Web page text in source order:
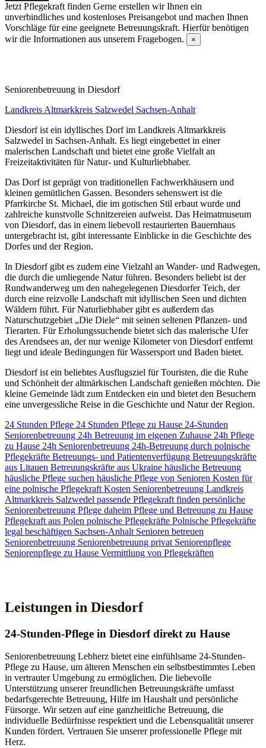
Jetzt Pflegekraft finden Gerne erstellen wir Ihnen ein
unverbindliches und kostenloses Preisangebot und machen Ihnen
Vorschläge für eine geeignete Betreuungskraft. Hierfür benötigen
wir die Informationen aus unserem Fragebogen.
×
Senioren­betreuung in Diesdorf
Landkreis Altmarkkreis Salzwedel Sachsen-Anhalt
Diesdorf ist ein idyllisches Dorf im Landkreis Altmarkkreis
Salzwedel in Sachsen-Anhalt. Es liegt eingebettet in einer
malerischen Landschaft und bietet eine große Vielfalt an
Freizeitaktivitäten für Natur- und Kulturliebhaber.
Das Dorf ist geprägt von traditionellen Fachwerkhäusern und
kleinen gemütlichen Gassen. Besonders sehenswert ist die
Pfarrkirche St. Michael, die im gotischen Stil erbaut wurde und
zahlreiche kunstvolle Schnitzereien aufweist. Das Heimatmuseum
von Diesdorf, das in einem liebevoll restaurierten Bauernhaus
untergebracht ist, gibt interessante Einblicke in die Geschichte des
Dorfes und der Region.
In Diesdorf gibt es zudem eine Vielzahl an Wander- und Radwegen,
die durch die umliegende Natur führen. Besonders beliebt ist der
Rundwanderweg um den nahegelegenen Diesdorfer Teich, der
durch eine reizvolle Landschaft mit idyllischen Seen und dichten
Wäldern führt. Für Naturliebhaber gibt es außerdem das
Naturschutzgebiet „Die Diele“ mit seinen seltenen Pflanzen- und
Tierarten. Für Erholungssuchende bietet sich das malerische Ufer
des Arendsees an, der nur wenige Kilometer von Diesdorf entfernt
liegt und ideale Bedingungen für Wassersport und Baden bietet.
Diesdorf ist ein beliebtes Ausflugsziel für Touristen, die die Ruhe
und Schönheit der altmärkischen Landschaft genießen möchten. Die
kleine Gemeinde lädt zum Entdecken ein und bietet den Besuchern
eine unvergessliche Reise in die Geschichte und Natur der Region.
24 Stunden Pflege 24 Stunden Pflege zu Hause 24-Stunden
Seniorenbetreuung 24h Betreuung im eigenen Zuhause 24h Pflege
zu Hause 24h Seniorenbetreuung 24h-Betreuung durch polnische
Pflegekräfte Betreuungs- und Patientenverfügung Betreuungskräfte
aus Litauen Betreuungskräfte aus Ukraine häusliche Betreuung
häusliche Pflege suchen häusliche Pflege von Senioren Kosten für
eine polnische Pflegekraft Kosten Seniorenbetreuung Landkreis
Altmarkkreis Salzwedel passende Pflegekraft finden persönliche
Seniorenbetreuung Pflege daheim Pflege und Betreuung zu Hause
Pflegekraft aus Polen polnische Pflegekräfte Polnische Pflegekräfte
legal beschäftigen Sachsen-Anhalt Senioren betreuen
Seniorenbetreuung Seniorenbetreuung privat Seniorenpflege
Seniorenpflege zu Hause Vermittlung von Pflegekräften
Leistungen in Diesdorf
24-Stunden-Pflege in Diesdorf direkt zu Hause
Seniorenbetreuung Lebherz bietet eine einfühlsame 24-Stunden-
Pflege zu Hause, um älteren Menschen ein selbstbestimmtes Leben
in vertrauter Umgebung zu ermöglichen. Die liebevolle
Unterstützung unserer freundlichen Betreuungskräfte umfasst
bedarfsgerechte Betreuung, Hilfe im Haushalt und persönliche
Fürsorge. Wir setzen auf eine ganzheitliche Betreuung, die
individuelle Bedürfnisse respektiert und die Lebensqualität unserer
Kunden fördert. Vertrauen Sie unserer professionelle Pflege mit
Herz.